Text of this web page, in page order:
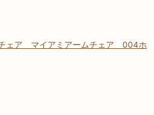
ェア マイアミアームチェア 004ホ